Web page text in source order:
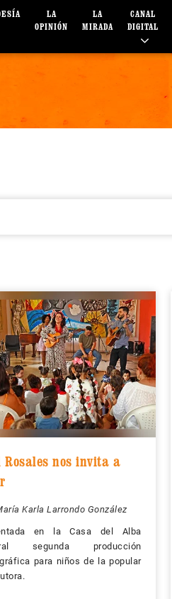
LA
OPINIÓN
LA
MIRADA
CANAL
DIGITAL
Rosales nos invita a
Karla Larrondo González
en la Casa del Alba
segunda producción
para niños de la popular